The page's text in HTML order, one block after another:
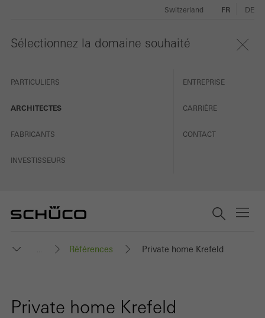
Sélectionnez la domaine souhaité
PARTICULIERS
ARCHITECTES
FABRICANTS
INVESTISSEURS
ENTREPRISE
CARRIÈRE
CONTACT
Switzerland FR DE
... Références Private home Krefeld
Private home Krefeld